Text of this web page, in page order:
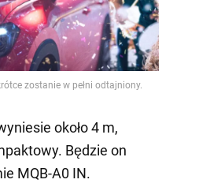
około 4 m,
Będzie on
MQB-A0 IN.